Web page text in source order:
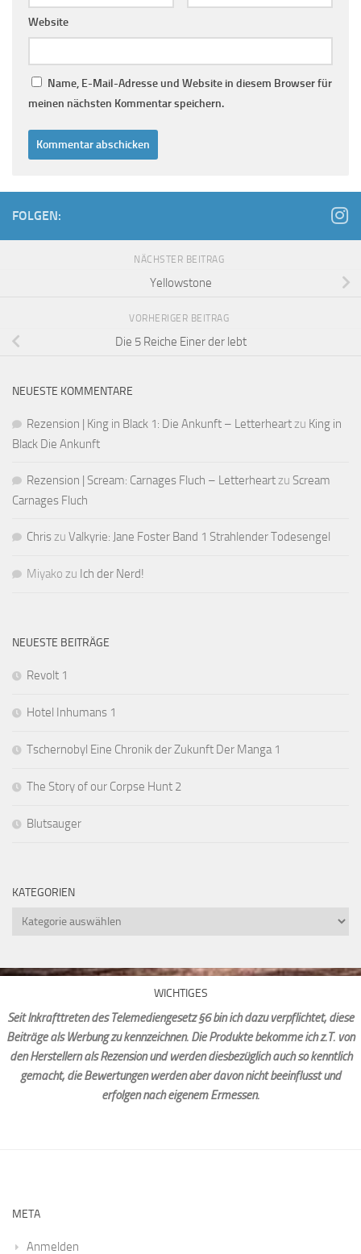
Website
Name, E-Mail-Adresse und Website in diesem Browser für
meinen nächsten Kommentar speichern.
FOLGEN:
NÄCHSTER BEITRAG
Yellowstone
VORHERIGER BEITRAG
Die 5 Reiche Einer der lebt
NEUESTE KOMMENTARE
Rezension | King in Black 1: Die Ankunft – Letterheartzu King in
Black Die Ankunft
Rezension | Scream: Carnages Fluch – Letterheartzu Scream
Carnages Fluch
Chriszu Valkyrie: Jane Foster Band 1 Strahlender Todesengel
Miyako zu Ich der Nerd!
NEUESTE BEITRÄGE
Revolt 1
Hotel Inhumans 1
Tschernobyl Eine Chronik der Zukunft Der Manga 1
The Story of our Corpse Hunt 2
Blutsauger
KATEGORIEN
Kategorien
WICHTIGES
Seit Inkrafttreten des Telemediengesetz §6 bin ich dazu verpflichtet, diese
Beiträge als Werbung zu kennzeichnen. Die Produkte bekomme ich z.T. von
den Herstellern als Rezension und werden diesbezüglich auch so kenntlich
gemacht, die Bewertungen werden aber davon nicht beeinflusst und
erfolgen nach eigenem Ermessen.
META
Anmelden